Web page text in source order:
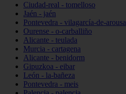
Ciudad-real - tomelloso
Jaén - jaén
Pontevedra - vilagarcía-de-arousa
Ourense - o-carballiño
Alicante - teulada
Murcia - cartagena
Alicante - benidorm
Gipuzkoa - eibar
León - la-bañeza
Pontevedra - meis